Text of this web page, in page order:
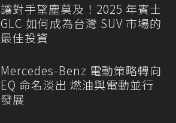
讓對手望塵莫及！2025 年賓士
GLC 如何成為台灣 SUV 市場的
最佳投資
Mercedes-Benz 電動策略轉向
EQ 命名淡出 燃油與電動並行
發展